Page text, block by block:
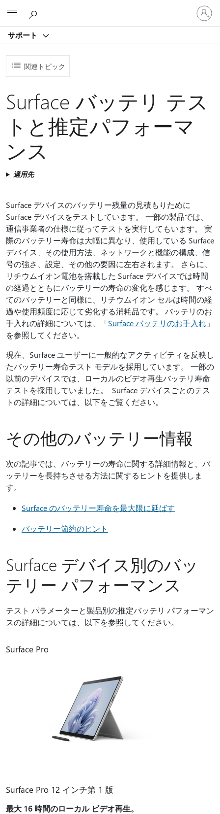
サポート
ア
カ
ウ
イ
ン
関連トピック
Surface バッテリ テス
トと推定パフォーマ
ンス
適用先
Surface デバイスのバッテリー残量の見積もりために
Surface デバイスをテストしています。 一部の製品では、
通信事業者の仕様に従ってテストを実行してもいます。 実
際のバッテリー寿命は大幅に異なり、使用している Surface
デバイス、その使用方法、ネットワークと機能の構成、信
号の強さ、設定、その他の要因に左右されます。 さらに、
リチウムイオン電池を搭載した Surface デバイスでは時間
の経過とともにバッテリーの寿命の変化を感じます。 すべ
てのバッテリーと同様に、リチウムイオン セルは時間の経
過や使用頻度に応じて劣化する消耗品です。 バッテリのお
手入れの詳細については、「Surface バッテリのお手入れ 」
を参照してください。
現在、Surface ユーザーに一般的なアクティビティを反映し
たバッテリー寿命テスト モデルを採用しています。 一部の
以前のデバイスでは、ローカルのビデオ再生バッテリ寿命
テストを採用していました。 Surface デバイスごとのテス
トの詳細については、以下をご覧ください。
その他のバッテリー情報
次の記事では、バッテリーの寿命に関する詳細情報と、バ
ッテリーを長持ちさせる方法に関するヒントを提供しま
す。
Surface のバッテリー寿命を最大限に延ばす
バッテリー節約のヒント
Surface デバイス別のバッ
テリー パフォーマンス
テスト パラメーターと製品別の推定バッテリ パフォーマン
スの詳細については、以下を参照してください。
Surface Pro
Surface Pro 12 インチ第 1 版
最大 16 時間のローカル ビデオ再生。